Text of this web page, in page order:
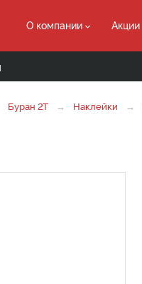
О компании Акции
Буран 2Т Наклейки